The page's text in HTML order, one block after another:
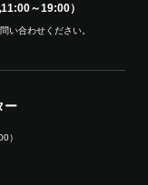
～19:00）
い合わせください。
ー
）